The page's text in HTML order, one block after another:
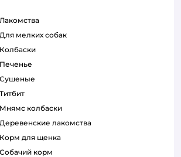
лакомства
для мелких собак
колбаски
печенье
сушеные
титбит
мнямс колбаски
деревенские лакомства
корм для щенка
собачий корм